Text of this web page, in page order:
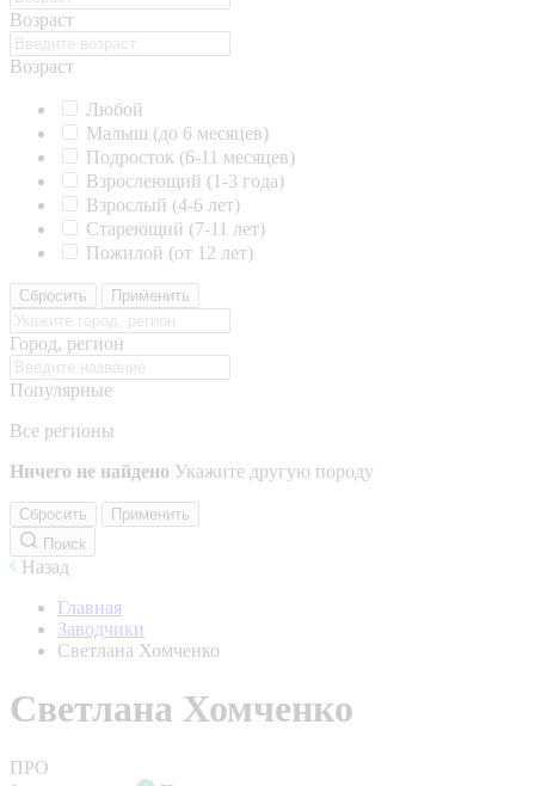
Возраст
Возраст
Любой
Малыш (до 6 месяцев)
Подросток (6-11 месяцев)
Взрослеющий (1-3 года)
Взрослый (4-6 лет)
Стареющий (7-11 лет)
Пожилой (от 12 лет)
Сбросить Применить
Город, регион
Популярные
Все регионы
Ничего не найдено Укажите другую породу
Сбросить
Применить
Поиск
Назад
Главная
Заводчики
Светлана Хомченко
Светлана Хомченко
ПРО